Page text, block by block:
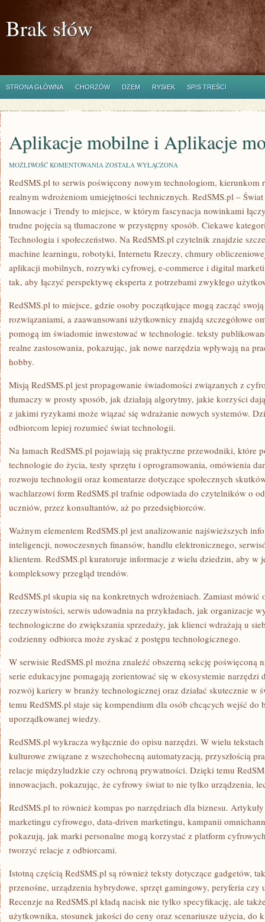
Brak słów
STRONA GŁÓWNA CHORZÓW DZEM RYSIEK SPIS TREŚCI
Aplikacje mobilne i Aplikacje
MOŻLIWOŚĆ KOMENTOWANIA APLIKACJE
I
APLIKACJE
MOBILNE
ZOSTAŁA WYŁĄCZONA
RedSMS.pl to serwis poświęcony nowym technologiom, kierunkom
realnym wdrożeniom umiejętności technicznych. RedSMS.pl –
Innowacje i Trendy to miejsce, w którym fascynacja nowinkami
trudne pojęcia są tłumaczone w przystępny sposób. Ciekawe
Technologia i społeczeństwo. Na RedSMS.pl czytelnik znajdzie
machine learningu, robotyki, Internetu Rzeczy, chmury
aplikacji mobilnych, rozrywki cyfrowej, e-commerce i digital
tak, aby łączyć perspektywę eksperta z potrzebami zwykłego
RedSMS.pl to miejsce, gdzie osoby początkujące mogą zacząć
rozwiązaniami, a zaawansowani użytkownicy znajdą szczegółowe
pomogą im świadomie inwestować w technologie. teksty
realne zastosowania, pokazując, jak nowe narzędzia wpływają na
hobby.
Misją RedSMS.pl jest propagowanie świadomości związanych z
tłumaczy w prosty sposób, jak działają algorytmy, jakie korzyści
z jakimi ryzykami może wiązać się wdrażanie nowych systemów.
odbiorcom lepiej rozumieć świat technologii.
Na łamach RedSMS.pl pojawiają się praktyczne przewodniki, które
technologie do życia, testy sprzętu i oprogramowania, omówienia
rozwoju technologii oraz komentarze dotyczące społecznych
wachlarzowi form RedSMS.pl trafnie odpowiada do czytelników o
uczniów, przez konsultantów, aż po przedsiębiorców.
Ważnym elementem RedSMS.pl jest analizowanie najświeższych
inteligencji, nowoczesnych finansów, handlu elektronicznego,
klientem. RedSMS.pl kuratoruje informacje z wielu dziedzin, aby w
kompleksowy przegląd trendów.
RedSMS.pl skupia się na konkretnych wdrożeniach. Zamiast mówić
rzeczywistości, serwis udowadnia na przykładach, jak organizacje
technologiczne do zwiększania sprzedaży, jak klienci wdrażają u
codzienny odbiorca może zyskać z postępu technologicznego.
W serwisie RedSMS.pl można znaleźć obszerną sekcję poświęconą
serie edukacyjne pomagają zorientować się w ekosystemie narzędzi
rozwój kariery w branży technologicznej oraz działać skutecznie w
temu RedSMS.pl staje się kompendium dla osób chcących wejść do
uporządkowanej wiedzy.
RedSMS.pl wykracza wyłącznie do opisu narzędzi. W wielu
kulturowe związane z wszechobecną automatyzacją, przyszłością
relacje międzyludzkie czy ochroną prywatności. Dzięki temu
innowacjach, pokazując, że cyfrowy świat to nie tylko urządzenia,
RedSMS.pl to również kompas po narzędziach dla biznesu.
marketingu cyfrowego, data-driven marketingu, kampanii
pokazują, jak marki personalne mogą korzystać z platform
tworzyć relacje z odbiorcami.
Istotną częścią RedSMS.pl są również teksty dotyczące gadgetów,
przenośne, urządzenia hybrydowe, sprzęt gamingowy, peryferia czy
Recenzje na RedSMS.pl kładą nacisk nie tylko specyfikację, ale
użytkownika, stosunek jakości do ceny oraz scenariusze użycia, do